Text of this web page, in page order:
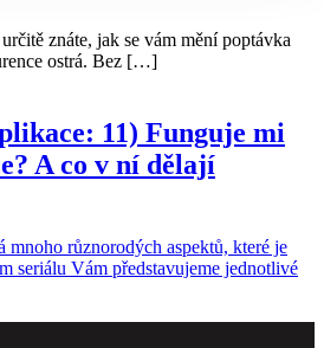
znáte, jak se vám mění poptávka
ostrá. Bez […]
11) Funguje mi
A co v ní dělají
různorodých aspektů, které je
seriálu Vám představujeme jednotlivé